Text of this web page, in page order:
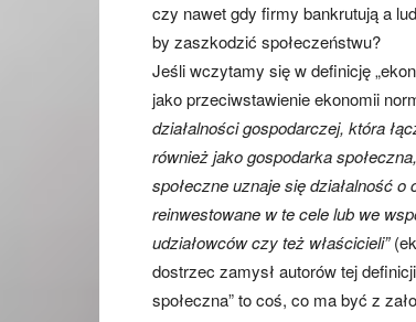
czy nawet gdy firmy bankrutują a
by zaszkodzić społeczeństwu?
Jeśli wczytamy się w definicję
jako przeciwstawienie ekonomii
działalności gospodarczej, która
również jako gospodarka
społeczne uznaje się działalność
reinwestowane w te cele lub we
udziałowców czy też właścicieli”
dostrzec zamysł autorów tej
społeczna” to coś, co ma być z